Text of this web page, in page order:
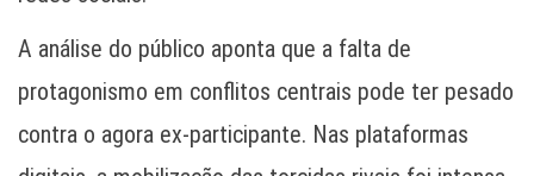
A análise do público aponta que a falta de
protagonismo em conflitos centrais pode ter pesado
contra o agora ex-participante. Nas plataformas